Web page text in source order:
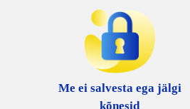
Me ei salvesta ega jälgi
kõnesid